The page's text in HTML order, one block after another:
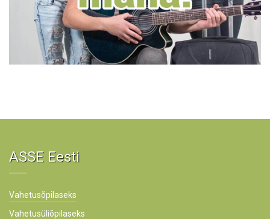
ASSE Eesti
Vahetusõpilaseks
Vahetusüliõpilaseks